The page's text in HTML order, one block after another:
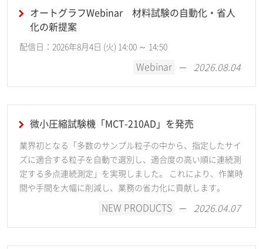
オートグラフWebinar 材料試験の自動化・省人
化の新提案
配信日：2026年8月4日 (火) 14:00 ～ 14:50
Webinar 2026.08.04
微小圧縮試験機「MCT-210AD」を発売
業界初となる「多数のサンプル粒子の中から、指定したサイ
ズに適合する粒子を自動で選別し、適合度の高い順に連続測
定する多点連続測定」を実現しました。 これにより、作業時
間や手間を大幅に削減し、業務の省力化に貢献します。
NEW PRODUCTS 2026.04.07